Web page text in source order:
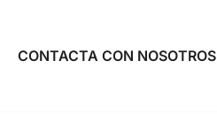
CONTACTA CON NOSOTROS